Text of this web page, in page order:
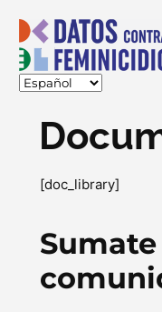
Skip
content
[doc_library]
Sumate